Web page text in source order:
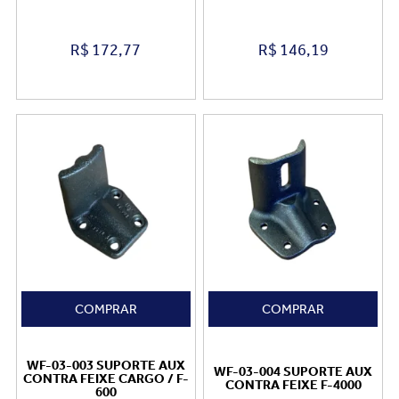
R$ 172,77 R$ 146,19
COMPRAR
WF-03-003 SUPORTE AUX
CONTRA FEIXE CARGO / F-
600
COMPRAR
WF-03-004 SUPORTE AUX
CONTRA FEIXE F-4000